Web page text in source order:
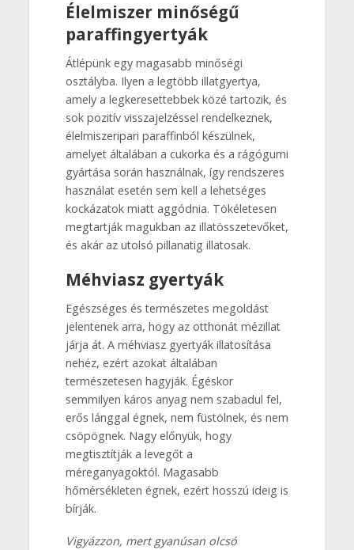
Élelmiszer minőségű
paraffingyertyák
Átlépünk egy magasabb minőségi
osztályba. Ilyen a legtöbb illatgyertya,
amely a legkeresettebbek közé tartozik, és
sok pozitív visszajelzéssel rendelkeznek,
élelmiszeripari paraffinból készülnek,
amelyet általában a cukorka és a rágógumi
gyártása során használnak, így rendszeres
használat esetén sem kell a lehetséges
kockázatok miatt aggódnia. Tökéletesen
megtartják magukban az illatösszetevőket,
és akár az utolsó pillanatig illatosak.
Méhviasz gyertyák
Egészséges és természetes megoldást
jelentenek arra, hogy az otthonát mézillat
járja át. A méhviasz gyertyák illatosítása
nehéz, ezért azokat általában
természetesen hagyják. Égéskor
semmilyen káros anyag nem szabadul fel,
erős lánggal égnek, nem füstölnek, és nem
csöpögnek. Nagy előnyük, hogy
megtisztítják a levegőt a
méreganyagoktól. Magasabb
hőmérsékleten égnek, ezért hosszú ideig is
bírják.
Vigyázzon, mert gyanúsan olcsó